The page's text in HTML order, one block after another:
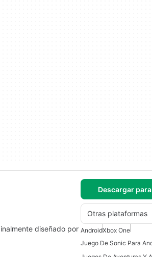
Descargar
Otras plataformas
diseñado por AndroidXbox One
Juego De Sonic Para